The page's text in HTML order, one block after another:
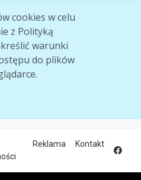
cookies w celu
z Polityką
warunki
do plików
Reklama Kontakt